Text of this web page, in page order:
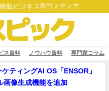
販ビジネス専門メディア
ス資料 ノウハウ資料 専門家コラム
ティングAI OS「ENSOR」
画像生成機能を追加